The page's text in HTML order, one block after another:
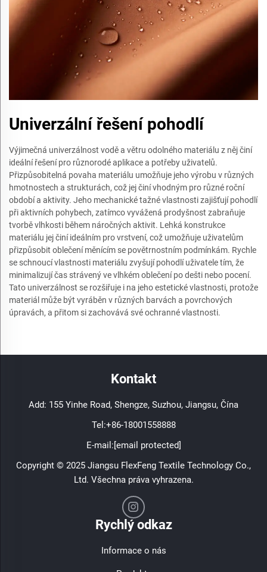
Univerzální řešení pohodlí
Výjimečná univerzálnost vodě a větru odolného materiálu z něj činí
ideální řešení pro různorodé aplikace a potřeby uživatelů.
Přizpůsobitelná povaha materiálu umožňuje jeho výrobu v různých
hmotnostech a strukturách, což jej činí vhodným pro různé roční
období a aktivity. Jeho mechanické tažné vlastnosti zajišťují pohodlí
při aktivních pohybech, zatímco vyvážená prodyšnost zabraňuje
tvorbě vlhkosti během náročných aktivit. Lehká konstrukce
materiálu jej činí ideálním pro vrstvení, což umožňuje uživatelům
přizpůsobit oblečení měnícím se povětrnostním podmínkám. Rychle
se schnoucí vlastnosti materiálu zvyšují pohodlí uživatele tím, že
minimalizují čas strávený ve vlhkém oblečení po dešti nebo pocení.
Tato univerzálnost se rozšiřuje i na jeho estetické vlastnosti, protože
materiál může být vyráběn v různých barvách a povrchových
úpravách, a přitom si zachovává své ochranné vlastnosti.
Kontakt
Add: 155 Yinhe Road, Shengze, Suzhou, Jiangsu, Čína
Tel:+86-18001558888
E-mail:[email protected]
Copyright © 2025 Jiangsu FlexFeng Textile Technology Co.,
Ltd. Všechna práva vyhrazena.
Rychlý odkaz
Informace o nás